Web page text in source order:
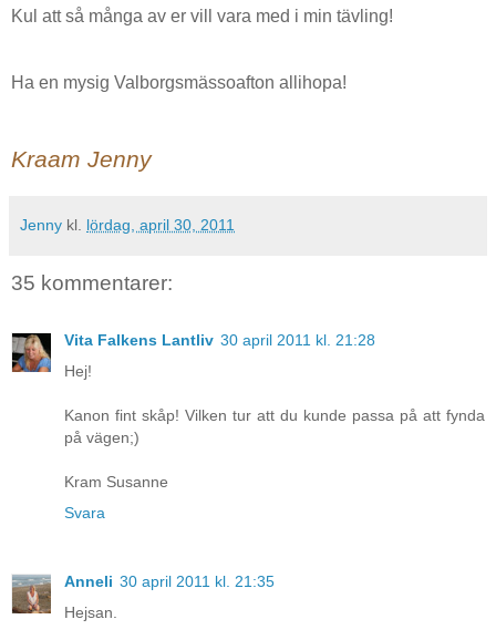
Kul att så många av er vill vara med i min tävling!
Ha en mysig Valborgsmässoafton allihopa!
Kraam Jenny
Jenny kl. lördag, april 30, 2011
35 kommentarer:
Vita Falkens Lantliv 30 april 2011 kl. 21:28
Hej!
Kanon fint skåp! Vilken tur att du kunde passa på att fynda
på vägen;)
Kram Susanne
Svara
Anneli 30 april 2011 kl. 21:35
Hejsan.